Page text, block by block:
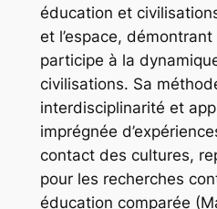
éducation et
et l’espace,
participe à la
civilisations. Sa
interdisciplinarité et
imprégnée
contact des cultures,
pour les recherches
éducation comparée